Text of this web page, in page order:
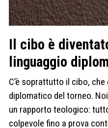
Il cibo è
linguaggio
C’è soprattutto il cibo,
diplomatico del torneo.
un rapporto teologico:
colpevole fino a prova